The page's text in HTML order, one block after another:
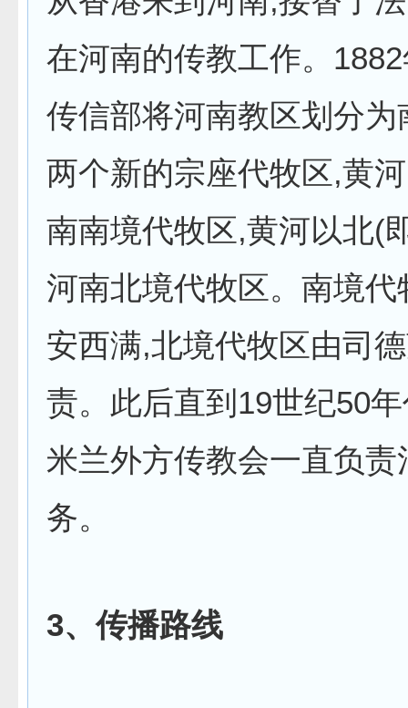
在河南的传教工作。
传信部将河南教区划分为
两个新的宗座代牧区,黄
南南境代牧区,黄河以北(
河南北境代牧区。南境代
安西满,北境代牧区由司
责。此后直到19世纪50
米兰外方传教会一直负责
务。
3、传播路线